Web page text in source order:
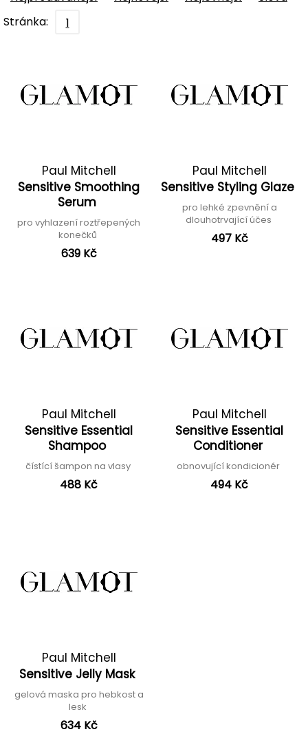
Stránka:
1
Paul Mitchell
Sensitive Smoothing
Serum
pro vyhlazení roztřepených
konečků
639 Kč
Paul Mitchell
Sensitive Styling Glaze
pro lehké zpevnění a
dlouhotrvající účes
497 Kč
Paul Mitchell
Sensitive Essential
Shampoo
čístící šampon na vlasy
488 Kč
Paul Mitchell
Sensitive Essential
Conditioner
obnovující kondicionér
494 Kč
Paul Mitchell
Sensitive Jelly Mask
gelová maska pro hebkost a
lesk
634 Kč